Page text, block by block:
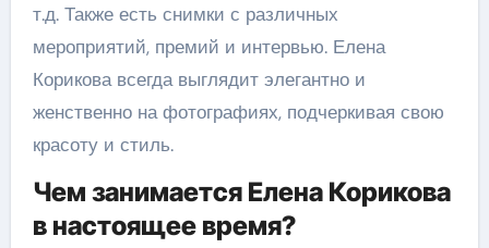
т.д. Также есть снимки с различных
мероприятий, премий и интервью. Елена
Корикова всегда выглядит элегантно и
женственно на фотографиях, подчеркивая свою
красоту и стиль.
Чем занимается Елена Корикова
в настоящее время?